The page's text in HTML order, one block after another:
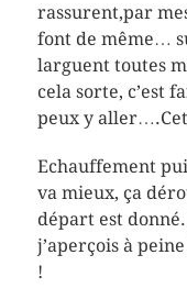
rassurent,par
font de même…
larguent toutes
cela sorte, c’est
peux y
Echauffement
va mieux, ça
départ est
j’aperçois à
!